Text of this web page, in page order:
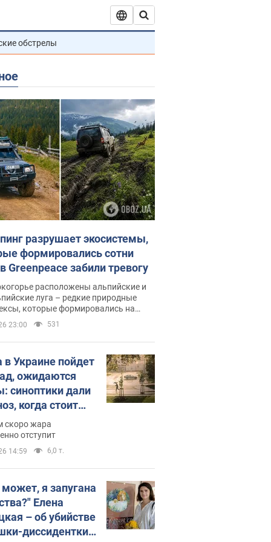
обстрелы
разрушает экосистемы,
формировались сотни
Greenpeace забили тревогу
расположены альпийские и
луга – редкие природные
которые формировались на
сотен лет
23:00 531
Украине пойдет
ожидаются
синоптики дали
когда стоит
изменения
скоро жара
отступит
14:59 6,0 т.
я запугана
Елена
– об убийстве
диссидентки